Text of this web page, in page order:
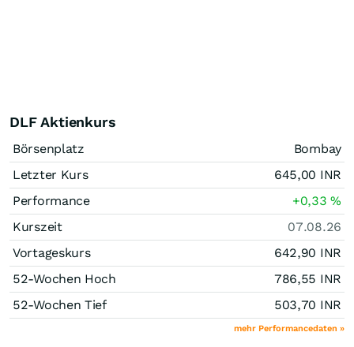
DLF Aktienkurs
Börsenplatz
Bombay
Letzter Kurs
645,00 INR
Performance
+0,33%
Kurszeit
07.08.26
Vortageskurs
642,90 INR
52-Wochen Hoch
786,55 INR
52-Wochen Tief
503,70 INR
mehr Performancedaten »